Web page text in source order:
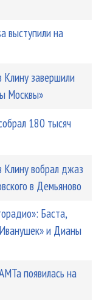
выступили на
Клину завершили
Москвы»
180 тысяч
Клину вобрал джаз
в Демьяново
Баста,
и Дианы
появилась на